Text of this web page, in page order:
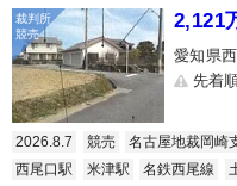
2,121
愛知県
先着
2026.8.7 競売 名古屋地裁岡崎
西尾口駅
米津駅 名鉄西尾線